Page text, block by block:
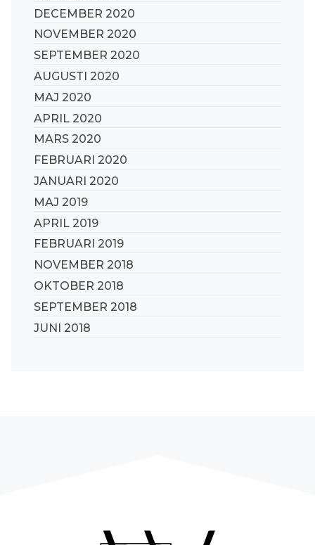
DECEMBER 2020
NOVEMBER 2020
SEPTEMBER 2020
AUGUSTI 2020
MAJ 2020
APRIL 2020
MARS 2020
FEBRUARI 2020
JANUARI 2020
MAJ 2019
APRIL 2019
FEBRUARI 2019
NOVEMBER 2018
OKTOBER 2018
SEPTEMBER 2018
JUNI 2018